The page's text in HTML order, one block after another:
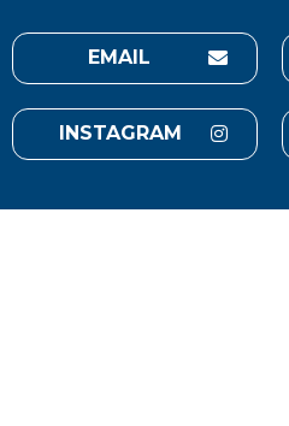
EMAIL
INSTAGRAM